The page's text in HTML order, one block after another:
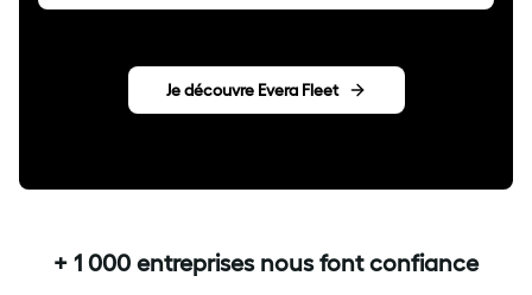
Je découvre Evera Fleet
+ 1 000 entreprises nous font confiance